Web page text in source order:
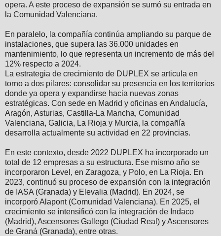
opera. A este proceso de expansión se sumó su entrada en
la Comunidad Valenciana.
En paralelo, la compañía continúa ampliando su parque de
instalaciones, que supera las 36.000 unidades en
mantenimiento, lo que representa un incremento de más del
12% respecto a 2024.
La estrategia de crecimiento de DUPLEX se articula en
torno a dos pilares: consolidar su presencia en los territorios
donde ya opera y expandirse hacia nuevas zonas
estratégicas. Con sede en Madrid y oficinas en Andalucía,
Aragón, Asturias, Castilla-La Mancha, Comunidad
Valenciana, Galicia, La Rioja y Murcia, la compañía
desarrolla actualmente su actividad en 22 provincias.
En este contexto, desde 2022 DUPLEX ha incorporado un
total de 12 empresas a su estructura. Ese mismo año se
incorporaron Level, en Zaragoza, y Polo, en La Rioja. En
2023, continuó su proceso de expansión con la integración
de IASA (Granada) y Elevalia (Madrid). En 2024, se
incorporó Alapont (Comunidad Valenciana). En 2025, el
crecimiento se intensificó con la integración de Indaco
(Madrid), Ascensores Gallego (Ciudad Real) y Ascensores
de Graná (Granada), entre otras.